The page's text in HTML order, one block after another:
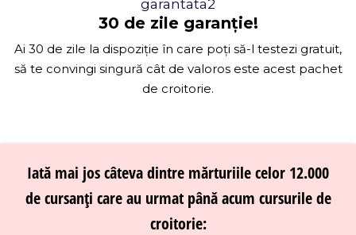
30 de zile garanție!
Ai 30 de zile la dispoziție în care poți să-l testezi gratuit,
să te convingi singură cât de valoros este acest pachet
de croitorie.
Iată mai jos câteva dintre mărturiile celor 12.000
de cursanți care au urmat până acum cursurile de
croitorie: